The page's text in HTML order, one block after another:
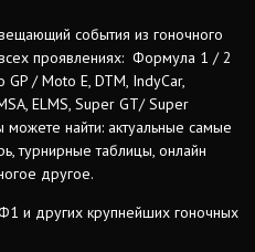
события из гоночного
проявлениях: Формула 1 / 2
/ Moto E, DTM, IndyCar,
ELMS, Super GT/ Super
найти: актуальные самые
турнирные таблицы, онлайн
другое.
и других крупнейших гоночных